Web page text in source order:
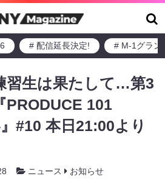
# 配信延長決定! # M-1グラン
習生は果たして…第3
PRODUCE 101
#10 本日21:00より
ニュース お知らせ